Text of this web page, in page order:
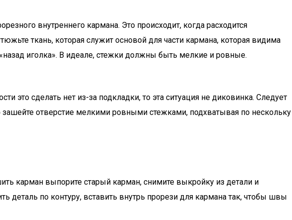
внутреннего кармана. Это происходит, когда расходится
ткань, которая служит основой для части кармана, которая видима
иголка». В идеале, стежки должны быть мелкие и ровные.
это сделать нет из-за подкладки, то эта ситуация не диковинка. Следует
зашейте отверстие мелкими ровными стежками, подхватывая по нескольку
карман выпорите старый карман, снимите выкройку из детали и
деталь по контуру, вставить внутрь прорези для кармана так, чтобы швы